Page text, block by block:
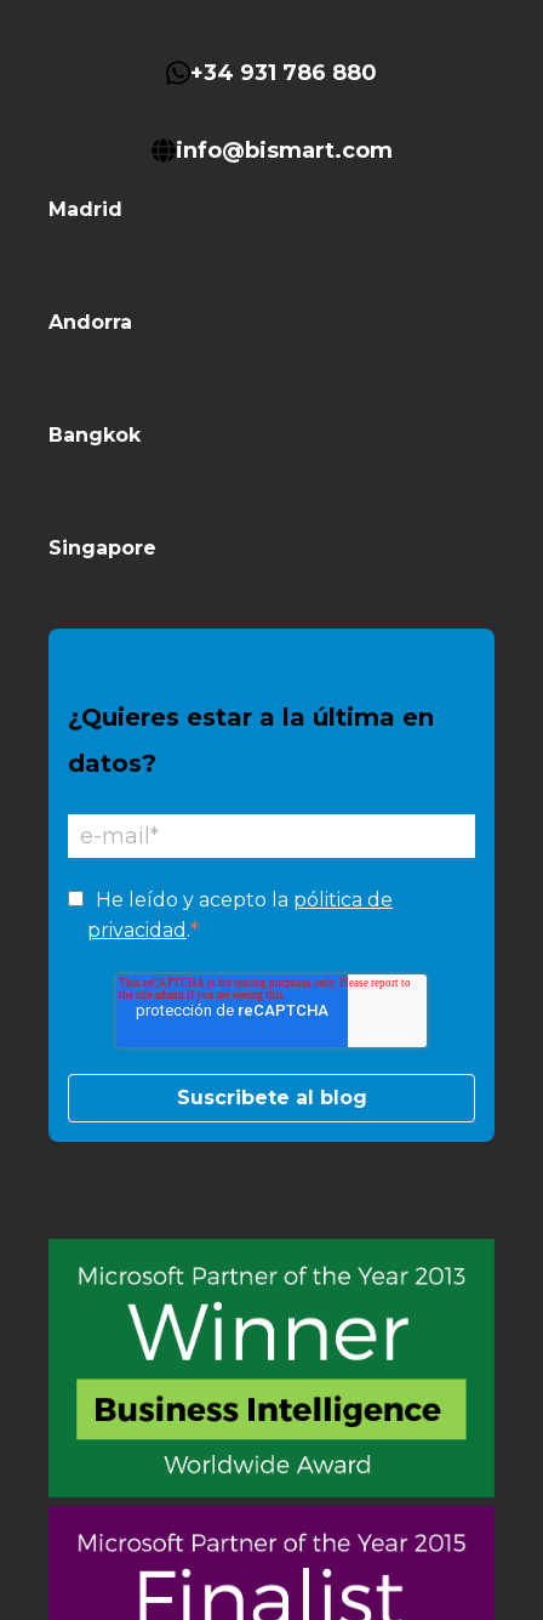
+34 931 786 880
info@bismart.com
Madrid
Andorra
Bangkok
Singapore
¿Quieres estar a la última en
datos?
He leído y acepto la pólitica de
privacidad .*